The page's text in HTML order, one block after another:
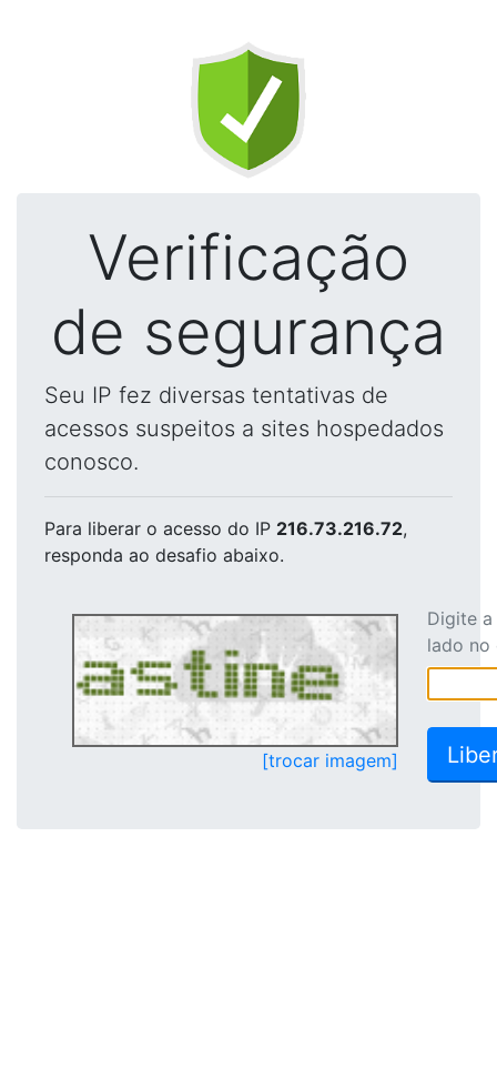
Verificação
de segurança
Seu IP fez diversas tentativas de
acessos suspeitos a sites hospedados
conosco.
Para liberar o acesso do IP 216.73.216.72,
responda ao desafio abaixo.
[trocar imagem]
Digite
lado no